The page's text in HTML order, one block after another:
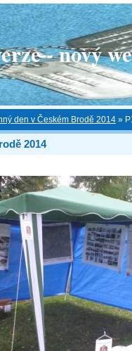
- nový
den v Českém Brodě 2014 »
2014